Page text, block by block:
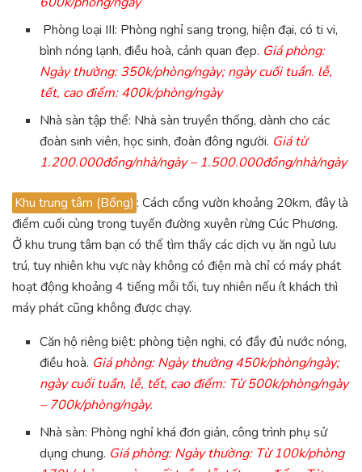
Phòng loại III: Phòng nghỉ sang trọng, hiện đại, có ti vi,
bình nóng lạnh, điều hoà, cảnh quan đẹp. Giá phòng:
Ngày thường: 350k/phòng/ngày; ngày cuối tuần. lễ,
tết, cao điểm: 400k/phòng/ngày
Nhà sàn tập thể: Nhà sàn truyền thống, dành cho các
đoàn sinh viên, học sinh, đoàn đông người. Giá từ
1.200.000đồng/nhà/ngày – 1.500.000đồng/nhà/ngày
Khu trung tâm (Bống) : Cách cổng vườn khoảng 20km, đây là
điểm cuối cùng trong tuyến đường xuyên rừng Cúc Phương.
Ở khu trung tâm bạn có thể tìm thấy các dịch vụ ăn ngủ lưu
trú, tuy nhiên khu vực này không có điện mà chỉ có máy phát
hoạt động khoảng 4 tiếng mỗi tối, tuy nhiên nếu ít khách thì
máy phát cũng không được chạy.
Căn hộ riêng biệt: phòng tiện nghi, có đầy đủ nước nóng,
điều hoà. Giá phòng: Ngày thường 450k/phòng/ngày;
ngày cuối tuần, lễ, tết, cao điểm: Từ 500k/phòng/ngày
– 700k/phòng/ngày.
Nhà sàn: Phòng nghỉ khá đơn giản, công trình phụ sử
dụng chung. Giá phòng: Ngày thường: Từ 100k/phòng